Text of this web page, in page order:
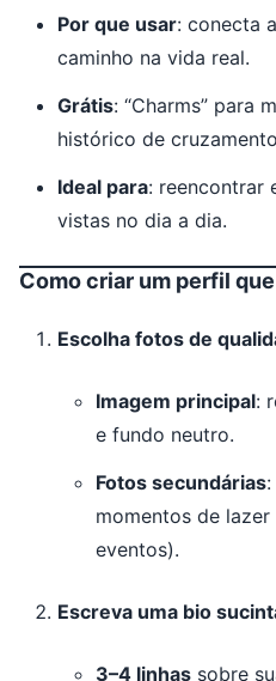
Por que usar: conecta
caminho na vida real.
Grátis: “Charms” para
histórico de
Ideal para: reencontrar
vistas no dia a dia.
Como criar um perfil
Escolha fotos de
Imagem principal:
e fundo neutro.
Fotos secundárias
momentos de
eventos).
Escreva uma bio
3–4 linhas sobre